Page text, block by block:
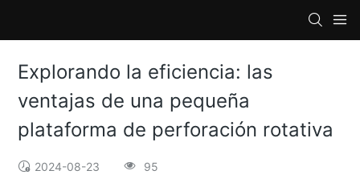
Explorando la eficiencia: las
ventajas de una pequeña
plataforma de perforación rotativa
2024-08-23 95